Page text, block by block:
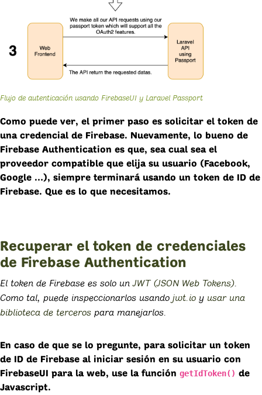
Flujo de autenticación usando FirebaseUI y Laravel Passport
Como puede ver, el primer paso es solicitar el token de
una credencial de Firebase. Nuevamente, lo bueno de
Firebase Authentication es que, sea cual sea el
proveedor compatible que elija su usuario (Facebook,
Google …), siempre terminará usando un token de ID de
Firebase. Que es lo que necesitamos.
Recuperar el token de credenciales
de Firebase Authentication
El token de Firebase es solo unJWT (JSON Web Tokens)
Como tal, puede inspeccionarlos usando jwt.io y usar una
biblioteca de terceros para manejarlos.
En caso de que se lo pregunte, para solicitar un token
de ID de Firebase al iniciar sesión en su usuario con
FirebaseUI para la web, use la función getIdToken() de
Javascript.